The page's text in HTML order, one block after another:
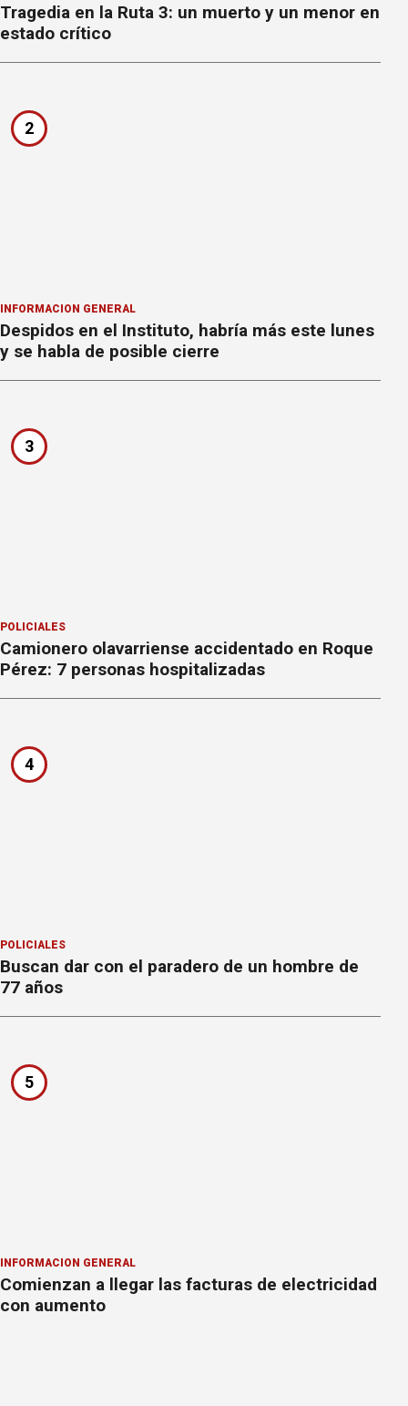
Tragedia en la Ruta 3: un muerto y un menor en
estado crítico
2
INFORMACION GENERAL
Despidos en el Instituto, habría más este lunes
y se habla de posible cierre
3
POLICIALES
Camionero olavarriense accidentado en Roque
Pérez: 7 personas hospitalizadas
4
POLICIALES
Buscan dar con el paradero de un hombre de
77 años
5
INFORMACION GENERAL
Comienzan a llegar las facturas de electricidad
con aumento